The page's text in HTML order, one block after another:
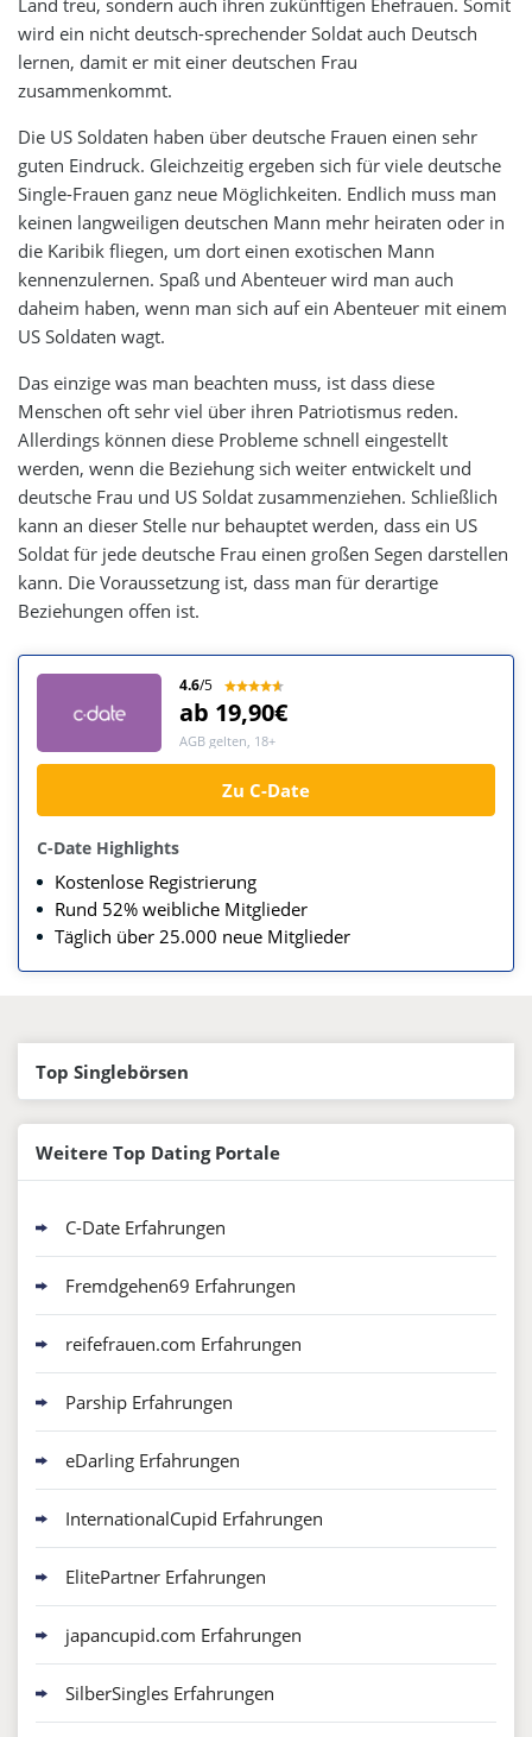
Land treu, sondern auch ihren zukünftigen Ehefrauen. Somit
wird ein nicht deutsch-sprechender Soldat auch Deutsch
lernen, damit er mit einer deutschen Frau
zusammenkommt.
Die US Soldaten haben über deutsche Frauen einen sehr
guten Eindruck. Gleichzeitig ergeben sich für viele deutsche
Single-Frauen ganz neue Möglichkeiten. Endlich muss man
keinen langweiligen deutschen Mann mehr heiraten oder in
die Karibik fliegen, um dort einen exotischen Mann
kennenzulernen. Spaß und Abenteuer wird man auch
daheim haben, wenn man sich auf ein Abenteuer mit einem
US Soldaten wagt.
Das einzige was man beachten muss, ist dass diese
Menschen oft sehr viel über ihren Patriotismus reden.
Allerdings können diese Probleme schnell eingestellt
werden, wenn die Beziehung sich weiter entwickelt und
deutsche Frau und US Soldat zusammenziehen. Schließlich
kann an dieser Stelle nur behauptet werden, dass ein US
Soldat für jede deutsche Frau einen großen Segen darstellen
kann. Die Voraussetzung ist, dass man für derartige
Beziehungen offen ist.
4.6/5
ab 19,90€
AGB gelten, 18+
Zu C-Date
C-Date Highlights
Kostenlose Registrierung
Rund 52% weibliche Mitglieder
Täglich über 25.000 neue Mitglieder
Top Singlebörsen
C-Date Erfahrungen
Fremdgehen69
Fremdgehen69 Erfahrungen
reifefrauen.com
reifefrauen.com Erfahrungen
Parship
Parship Erfahrungen
4.5
eDarling
eDarling Erfahrungen
Weitere Top Dating Portale
C-Date Erfahrungen
Fremdgehen69 Erfahrungen
reifefrauen.com Erfahrungen
Parship Erfahrungen
eDarling Erfahrungen
InternationalCupid Erfahrungen
ElitePartner Erfahrungen
japancupid.com Erfahrungen
SilberSingles Erfahrungen